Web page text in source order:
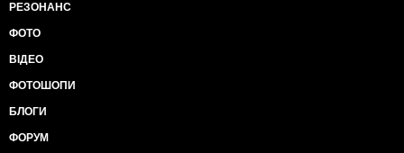
РЕЗОНАНС
ФОТО
ВІДЕО
ФОТОШОПИ
БЛОГИ
ФОРУМ